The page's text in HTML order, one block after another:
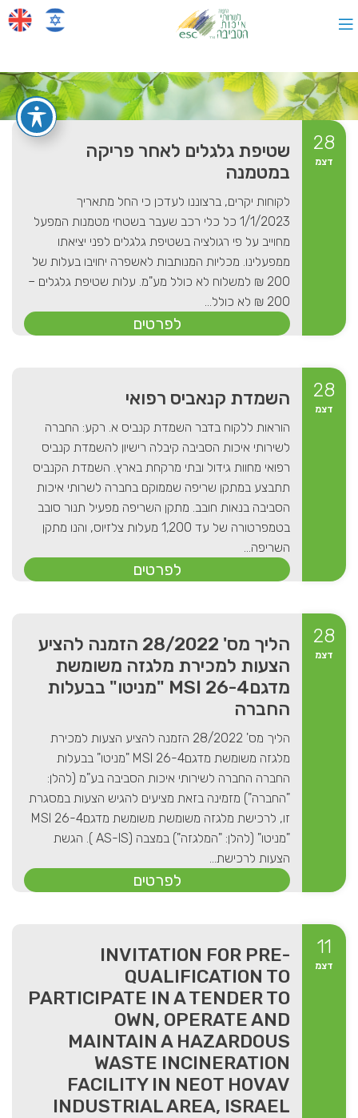
28
דצמ
שטיפת גלגלים לאחר פריקה
במטמנה
לקוחות יקרים, ברצוננו לעדכן כי החל מתאריך
1/1/2023 כל כלי רכב שעבר בשטחי מטמנות המפעל
מחוייב על פי רגולציה בשטיפת גלגלים לפני יציאתו
ממפעלינו. מכליות המנותבות לאשפרה יחויבו בעלות של
200 ₪ למשלוח לא כולל מע"מ. עלות שטיפת גלגלים –
200 ₪ לא כולל...
לפרטים
28
דצמ השמדת קנאביס רפואי
הוראות ללקוח בדבר השמדת קנביס א. רקע: החברה
לשירותי איכות הסביבה קיבלה רישיון להשמדת קנביס
רפואי מחוות גידול ובתי מרקחת בארץ. השמדת הקנביס
תתבצע במתקן שריפה שממוקם בחברה לשרותי איכות
הסביבה בנאות חובב. מתקן השריפה מפעיל תנור סובב
בטמפרטורה של עד 1,200 מעלות צלזיוס, והנו מתקן
השריפה...
לפרטים
28
דצמ
הליך מס' 28/2022 הזמנה להציע
הצעות למכירת מלגזה משומשת
מדגם26-4 MSI "מניטו" בבעלות
החברה
הליך מס' 28/2022 הזמנה להציע הצעות למכירת
מלגזה משומשת מדגם26-4 MSI "מניטו" בבעלות
החברה החברה לשירותי איכות הסביבה בע"מ (להלן:
"החברה") מזמינה בזאת מציעים להגיש הצעות במסגרת
זו, לרכישת מלגזה משומשת משומשת מדגם26-4 MSI
"מניטו" (להלן: "המלגזה") במצבה (AS-IS ). הגשת
הצעות לרכישת...
לפרטים
11
דצמ
INVITATION FOR PRE-
QUALIFICATION TO
PARTICIPATE IN A TENDER TO
OWN, OPERATE AND
MAINTAIN A HAZARDOUS
WASTE INCINERATION
FACILITY IN NEOT HOVAV
INDUSTRIAL AREA, ISRAEL